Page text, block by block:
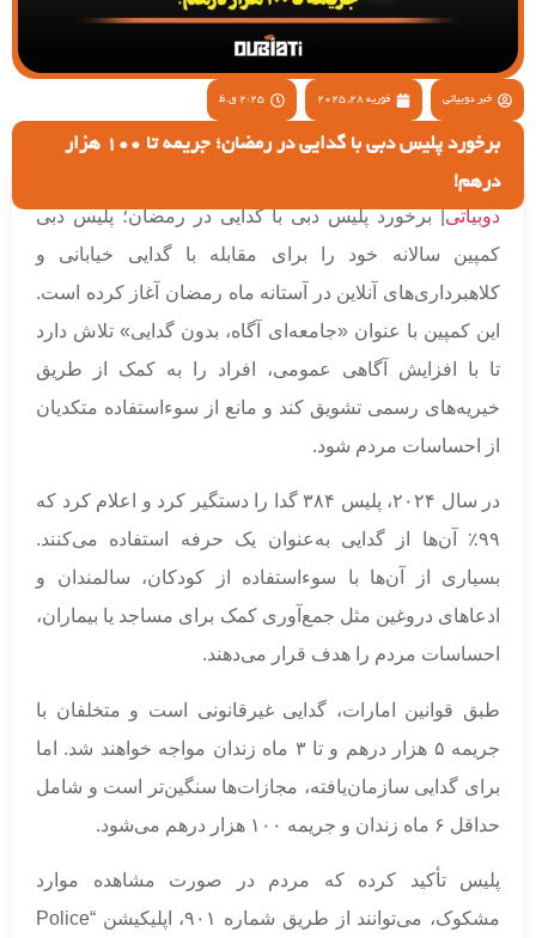
خبر دوبیاتی فوریه 28, 2025 2:25 ق.ظ
برخورد پلیس دبی با گدایی در رمضان؛ جریمه تا 100 هزار
درهم!
دوبیاتی| برخورد پلیس دبی با گدایی در رمضان؛ پلیس دبی
کمپین سالانه خود را برای مقابله با گدایی خیابانی و
کلاهبرداری‌های آنلاین در آستانه ماه رمضان آغاز کرده است.
این کمپین با عنوان «جامعه‌ای آگاه، بدون گدایی» تلاش دارد
تا با افزایش آگاهی عمومی، افراد را به کمک از طریق
خیریه‌های رسمی تشویق کند و مانع از سوءاستفاده متکدیان
از احساسات مردم شود.
در سال ۲۰۲۴، پلیس ۳۸۴ گدا را دستگیر کرد و اعلام کرد که
۹۹٪ آن‌ها از گدایی به‌عنوان یک حرفه استفاده می‌کنند.
بسیاری از آن‌ها با سوءاستفاده از کودکان، سالمندان و
ادعاهای دروغین مثل جمع‌آوری کمک برای مساجد یا بیماران،
احساسات مردم را هدف قرار می‌دهند.
طبق قوانین امارات، گدایی غیرقانونی است و متخلفان با
جریمه ۵ هزار درهم و تا ۳ ماه زندان مواجه خواهند شد. اما
برای گدایی سازمان‌یافته، مجازات‌ها سنگین‌تر است و شامل
حداقل ۶ ماه زندان و جریمه ۱۰۰ هزار درهم می‌شود.
پلیس تأکید کرده که مردم در صورت مشاهده موارد
مشکوک، می‌توانند از طریق شماره ۹۰۱، اپلیکیشن “Police